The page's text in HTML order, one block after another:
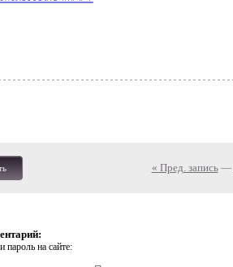
« Пред. запись—
пароль на сайте: